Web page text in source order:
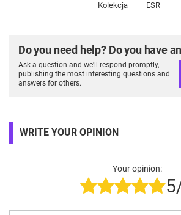
Kolekcja ESR
Do you need help? Do you have
Ask a question and we'll respond promptly,
publishing the most interesting questions and
answers for others.
WRITE YOUR OPINION
Your opinion: